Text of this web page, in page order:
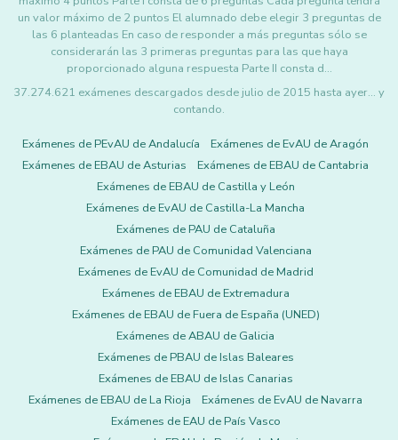
un valor máximo de 2 puntos El alumnado debe elegir 3 preguntas de
las 6 planteadas En caso de responder a más preguntas sólo se
considerarán las 3 primeras preguntas para las que haya
proporcionado alguna respuesta Parte II consta d…
37.274.621 exámenes descargados desde julio de 2015 hasta ayer... y
contando.
Exámenes de PEvAU de Andalucía
Exámenes de EvAU de Aragón
Exámenes de EBAU de Asturias
Exámenes de EBAU de Cantabria
Exámenes de EBAU de Castilla y León
Exámenes de EvAU de Castilla-La Mancha
Exámenes de PAU de Cataluña
Exámenes de PAU de Comunidad Valenciana
Exámenes de EvAU de Comunidad de Madrid
Exámenes de EBAU de Extremadura
Exámenes de EBAU de Fuera de España (UNED)
Exámenes de ABAU de Galicia
Exámenes de PBAU de Islas Baleares
Exámenes de EBAU de Islas Canarias
Exámenes de EBAU de La Rioja
Exámenes de EvAU de Navarra
Exámenes de EAU de País Vasco